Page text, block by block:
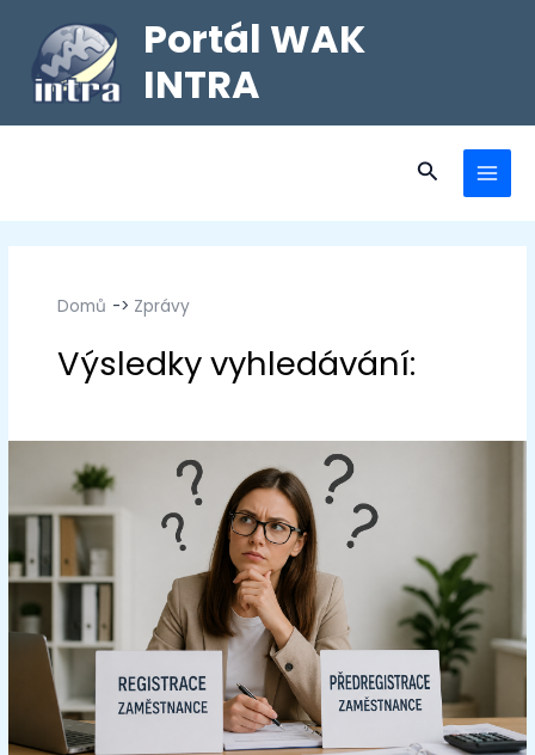
Portál WAK
INTRA
Domů Zprávy
Zprávy